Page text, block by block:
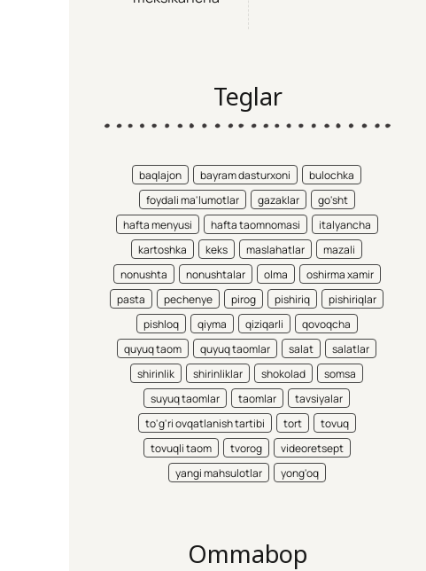
Teglar
baqlajon bayram dasturxoni
bulochka
foydali ma'lumotlar
gazaklar
go'sht
hafta menyusi
hafta taomnomasi
italyancha
kartoshka
keks maslahatlar
mazali
nonushta
nonushtalar olma
oshirma xamir
pasta
pechenye pirog pishiriq
pishiriqlar
pishloq
qiyma qiziqarli
qovoqcha
quyuq taom
quyuq taomlar salat
salatlar
shirinlik
shirinliklar shokolad
somsa
suyuq taomlar
taomlar
tavsiyalar
to'g'ri ovqatlanish tartibi
tort
tovuq
tovuqli taom
tvorog
videoretsept
yangi mahsulotlar
yong'oq
Ommabop